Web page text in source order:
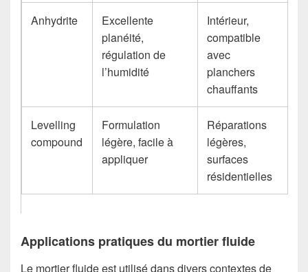
Anhydrite
Excellente
planéité,
régulation de
l’humidité
Intérieur,
compatible
avec
planchers
chauffants
Levelling
compound
Formulation
légère, facile à
appliquer
Réparations
légères,
surfaces
résidentielles
Applications pratiques du mortier fluide
Le mortier fluide est utilisé dans divers contextes de